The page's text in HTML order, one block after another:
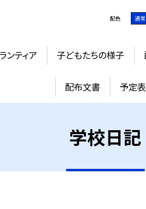
配色 通常
ンティア 子どもたちの様子
配布文書 予定表
学校日記